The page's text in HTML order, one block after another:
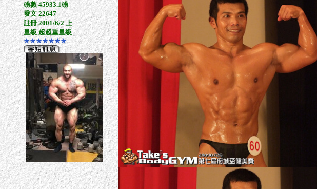
磅數 45933.1磅
發文 22647
註冊 2001/6/2 上
量級 超超重量級
★★★★★★★